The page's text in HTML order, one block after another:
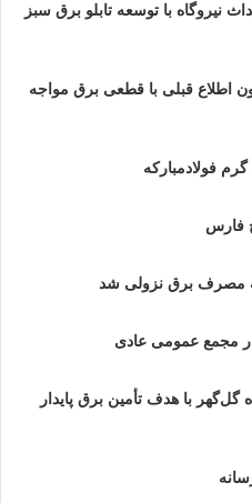
نیروگاه با توسعه تابلو برق سبز
اطلاع قبلی با قطعی برق مواجه
فولادمبارکه
فارس
مصرف برق نزولی شد
گل‌گهر با هدف تأمین برق پایدار